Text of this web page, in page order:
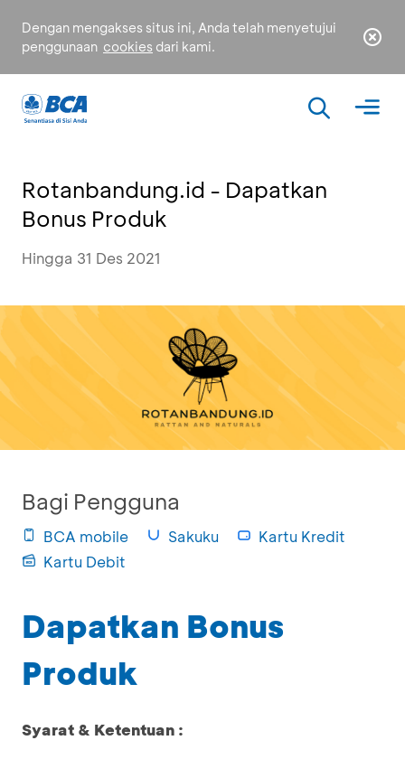
Dengan mengakses situs ini, Anda telah menyetujui
penggunaan cookies dari kami.
Rotanbandung.id - Dapatkan
Bonus Produk
Hingga 31 Des 2021
Bagi Pengguna
BCA mobile Sakuku
Kartu Kredit
Kartu Debit
Dapatkan Bonus
Produk
Syarat & Ketentuan :